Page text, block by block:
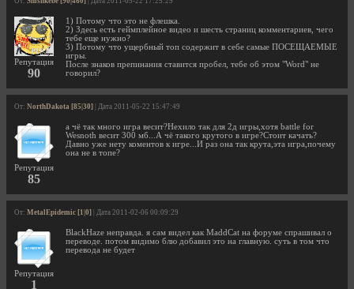
Репутация
90
1) Потому что это не флешка.
2) Здесь есть геймплейное видео и шесть страниц комментариев, чего
тебе еще нужно?
3) Потому что ущербный топ содержит в себе самые ПОСЕЩАЕМЫЕ
игры.
После знаков препинания ставится пробел, тебе об этом "Word" не
говорил?
От: NorthDakota [85|30] | Дата 2011-05-22 15:47:49
Репутация
85
а чё так много игра весит?Нехило так для 2д игры,хотя battle for
Wesnoth весит 300 мб...А чё такого крутого в игре?Стоит качать?
Давно уже нету коментов к игре...И раз она так крута,эта игра,почему
она не в топе?
От: MetalEpidemic [1|0] | Дата 2011-02-06 00:09:29
Репутация
1
BlackHaze неправда. я сам видел как MaddCat на форуме спрашивал о
переводе. потом видимо блю добавил это на главную. суть в том что
перевода не будет